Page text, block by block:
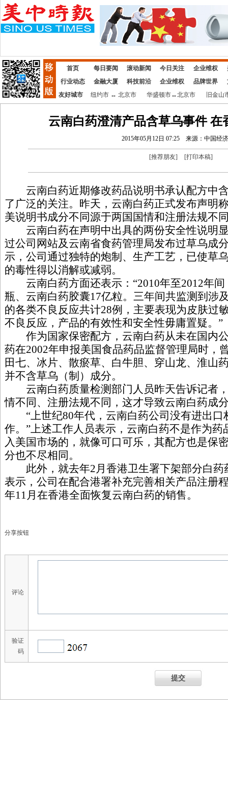
首页 每日要闻 滚动新闻 今日关注 企业维权
行业动态
金融大厦 科技前沿 企业维权 品牌世界
友好城市
纽约市↔ 北京市 华盛顿市↔北京市 旧金山
云南白药澄清产品含草乌事件 在
2015年05月12日 07:25 来源：中国经
[推荐朋友] [打印本稿]
云南白药近期修改药品说明书承认配方中
了广泛的关注。昨天，云南白药正式发布声明
美说明书成分不同源于两国国情和注册法规不
云南白药在声明中出具的两份安全性说明
过公司网站及云南省食药管理局发布过草乌成
示，公司通过独特的炮制、生产工艺，已使草
的毒性得以消解或减弱。
云南白药方面还表示：“2010年至2012年间
瓶、云南白药胶囊17亿粒。三年间共监测到涉
的各类不良反应共计28例，主要表现为皮肤过
不良反应，产品的有效性和安全性毋庸置疑。”
作为国家保密配方，云南白药从未在国内
药在2002年申报美国食品药品监督管理局时，
田七、冰片、散瘀草、白牛胆、穿山龙、淮山
并不含草乌（制）成分。
云南白药质量检测部门人员昨天告诉记者
情不同、注册法规不同，这才导致云南白药成
“上世纪80年代，云南白药公司没有进出口
作。”上述工作人员表示，云南白药不是作为
入美国市场的，就像可口可乐，其配方也是保
分也不尽相同。
此外，就去年2月香港卫生署下架部分白药
表示，公司在配合港署补充完善相关产品注册
年11月在香港全面恢复云南白药的销售。
分享按钮
评论
验证
码
提交